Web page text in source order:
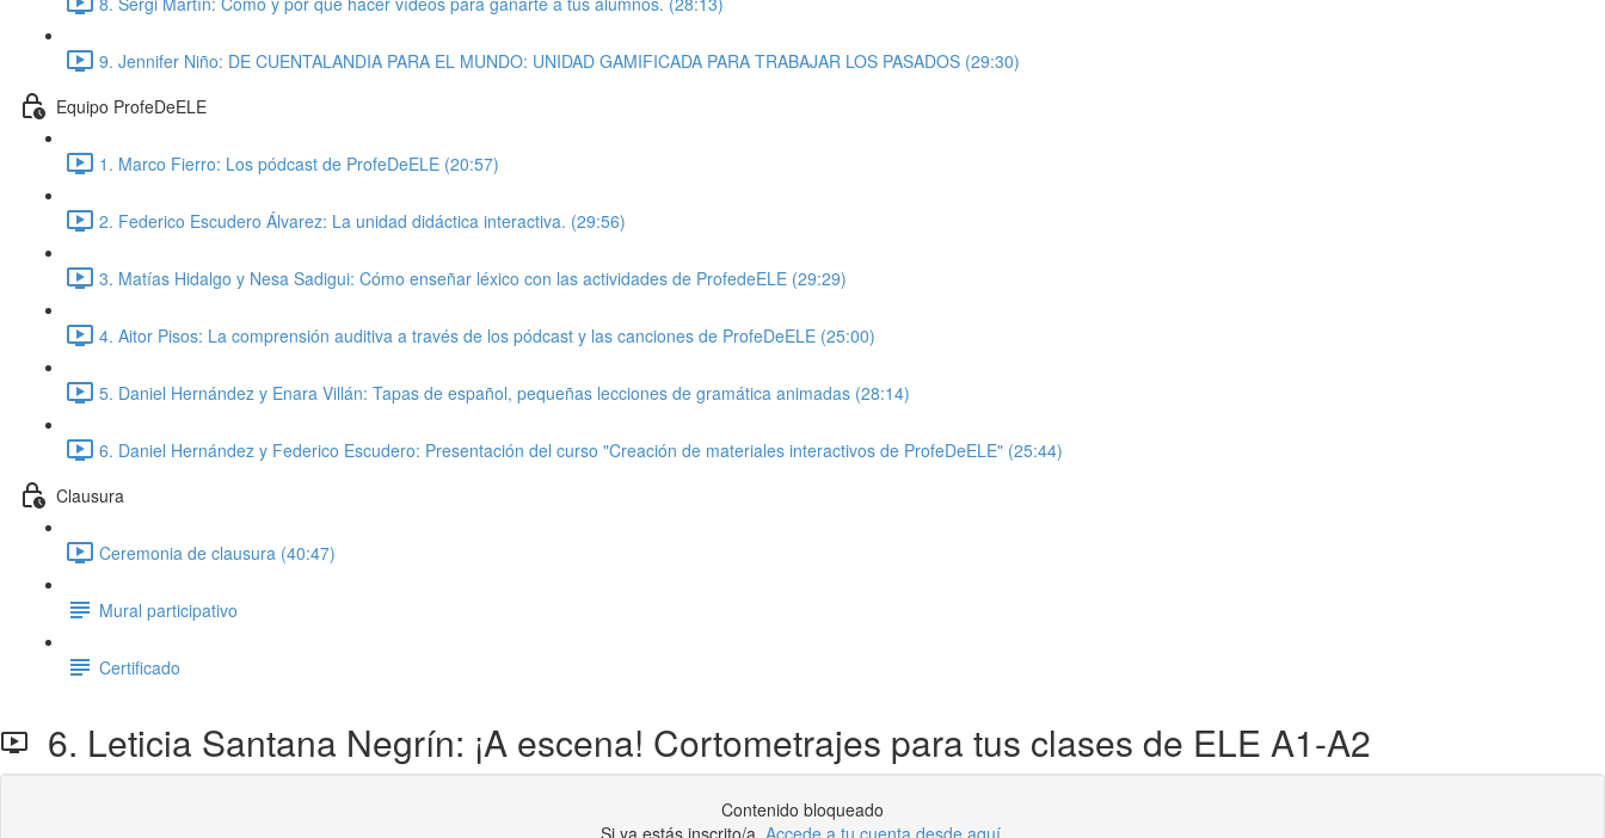
9. Jennifer Niño: DE CUENTALANDIA PARA EL MUNDO: UNIDAD GAMIFICADA PARA TRABAJAR LOS PASADOS (29:30)
Equipo ProfeDeELE
1. Marco Fierro: Los pódcast de ProfeDeELE (20:57)
2. Federico Escudero Álvarez: La unidad didáctica interactiva. (29:56)
3. Matías Hidalgo y Nesa Sadigui: Cómo enseñar léxico con las actividades de ProfedeELE (29:29)
4. Aitor Pisos: La comprensión auditiva a través de los pódcast y las canciones de ProfeDeELE (25:00)
5. Daniel Hernández y Enara Villán: Tapas de español, pequeñas lecciones de gramática animadas (28:14)
6. Daniel Hernández y Federico Escudero: Presentación del curso "Creación de materiales interactivos de ProfeDeELE" (25:44)
Clausura
Ceremonia de clausura (40:47)
Mural participativo
Certificado
6. Leticia Santana Negrín: ¡A escena! Cortometrajes para tus clases de ELE A1-A2
Contenido bloqueado
Si ya estás inscrito/a. Accede a tu cuenta desde aquí.